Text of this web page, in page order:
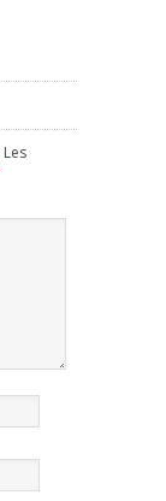
Les